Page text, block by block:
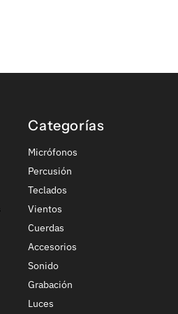
Categorías
Micrófonos
Percusión
Teclados
Vientos
Cuerdas
Accesorios
Sonido
Grabación
Luces